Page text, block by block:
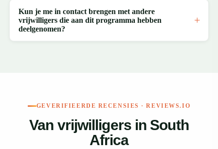
Kun je me in contact brengen met andere
vrijwilligers die aan dit programma hebben
deelgenomen?
GEVERIFIEERDE RECENSIES · REVIEWS.IO
Van vrijwilligers in South
Africa